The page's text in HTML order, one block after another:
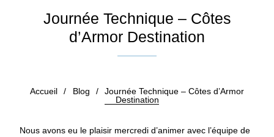
Journée Technique – Côtes
d’Armor Destination
Accueil / Blog /
Journée Technique – Côtes d’Armor
Destination
Nous avons eu le plaisir mercredi d’animer avec l’équipe de